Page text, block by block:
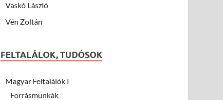
Vaskó László
Vén Zoltán
FELTALÁLOK, TUDÓSOK
Magyar Feltalálók I
Forrásmunkák